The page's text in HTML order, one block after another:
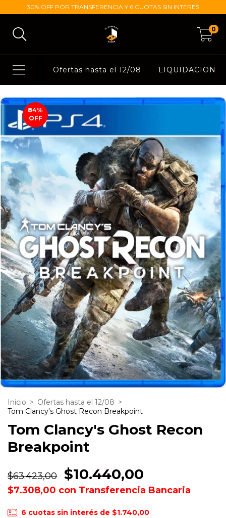
30% OFF POR TRANSFERENCIA Y 6 CUOTAS SIN INTERES
0
Ofertas hasta el 12/08 LIQUIDACION
84%
OFF
Inicio > Ofertas hasta el 12/08 >
Tom Clancy's Ghost Recon Breakpoint
Tom Clancy's Ghost Recon
Breakpoint
$63.423,00 $10.440,00
$7.308,00 con Transferencia Bancaria
6 cuotas sin interés de $1.740,00